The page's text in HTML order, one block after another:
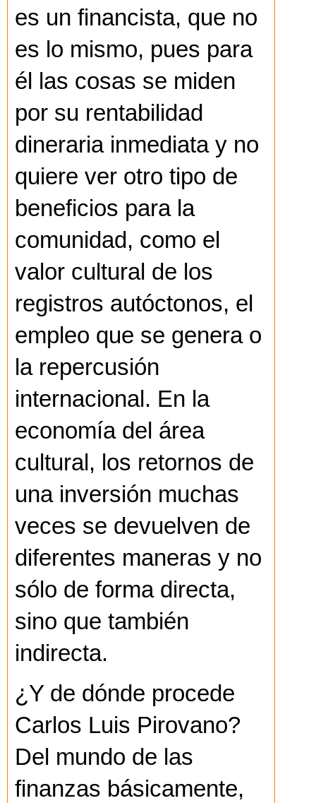
es un financista, que no
es lo mismo, pues para
él las cosas se miden
por su rentabilidad
dineraria inmediata y no
quiere ver otro tipo de
beneficios para la
comunidad, como el
valor cultural de los
registros autóctonos, el
empleo que se genera o
la repercusión
internacional. En la
economía del área
cultural, los retornos de
una inversión muchas
veces se devuelven de
diferentes maneras y no
sólo de forma directa,
sino que también
indirecta.
¿Y de dónde procede
Carlos Luis Pirovano?
Del mundo de las
finanzas básicamente,